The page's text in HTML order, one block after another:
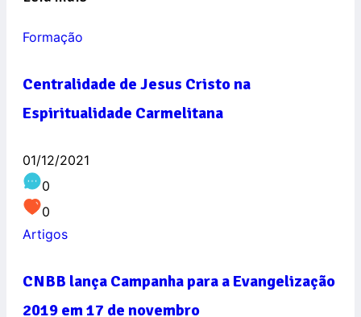
Formação
Centralidade de Jesus Cristo na
Espiritualidade Carmelitana
01/12/2021
0
0
Artigos
CNBB lança Campanha para a Evangelização
2019 em 17 de novembro